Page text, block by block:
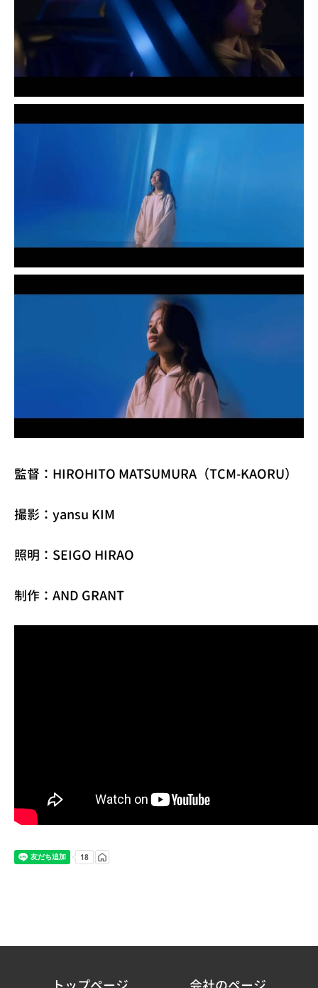
監督：HIROHITO MATSUMURA（TCM-KAORU）
撮影：yansu KIM
照明：SEIGO HIRAO
制作：AND GRANT